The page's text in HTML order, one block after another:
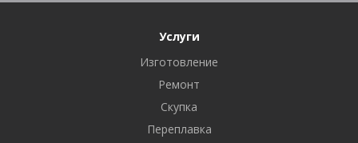
Услуги
Изготовление
Ремонт
Скупка
Переплавка